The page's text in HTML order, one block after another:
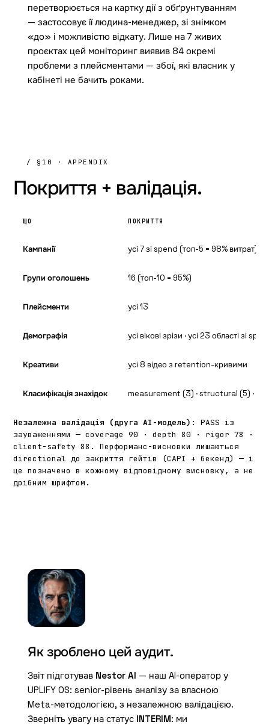
перетворюється на картку дії з обґрунтуванням
— застосовує її людина-менеджер, зі знімком
«до» і можливістю відкату. Лише на 7 живих
проєктах цей моніторинг виявив 84 окремі
проблеми з плейсментами — збої, які власник у
кабінеті не бачить роками.
/ §10 · APPENDIX
Покриття + валідація.
ЩО ПОКРИТТЯ
Кампанії усі 7 зі spend (топ-5 = 98% витрат)
Групи оголошень 16 (топ-10 = 95%)
Плейсменти усі 13
Демографія усі вікові зрізи · усі 23 області зі
Креативи усі 8 відео з retention-кривими
Класифікація знахідок measurement (3) · structural (5) ·
Незалежна валідація (друга AI-модель):
PASS із
зауваженнями — coverage 90 · depth 80 · rigor 78 ·
client-safety 88. Перформанс-висновки лишаються
directional до закриття гейтів (CAPI + бекенд) — і
це позначено в кожному відповідному висновку, а не
дрібним шрифтом.
Як зроблено цей аудит.
Звіт підготував Nestor AI — наш AI-оператор у
UPLIFY OS: senior-рівень аналізу за власною
Meta-методологією, з незалежною валідацією.
Зверніть увагу на статус INTERIM: ми